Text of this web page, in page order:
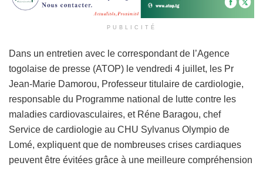
PUBLICITÉ
Dans un entretien avec le correspondant de l’Agence
togolaise de presse (ATOP) le vendredi 4 juillet, les Pr
Jean-Marie Damorou, Professeur titulaire de cardiologie,
responsable du Programme national de lutte contre les
maladies cardiovasculaires, et Réne Baragou, chef
Service de cardiologie au CHU Sylvanus Olympio de
Lomé, expliquent que de nombreuses crises cardiaques
peuvent être évitées grâce à une meilleure compréhension